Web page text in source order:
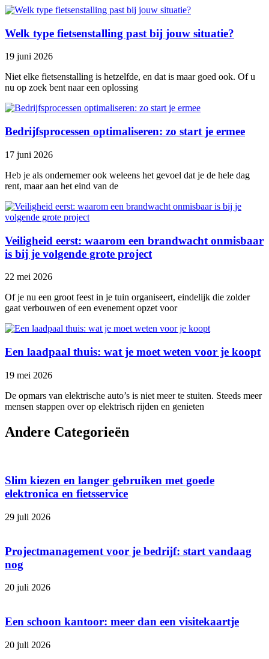
Welk type fietsenstalling past bij jouw situatie?
19 juni 2026
Niet elke fietsenstalling is hetzelfde, en dat is maar goed ook. Of u
nu op zoek bent naar een oplossing
Bedrijfsprocessen optimaliseren: zo start je ermee
17 juni 2026
Heb je als ondernemer ook weleens het gevoel dat je de hele dag
rent, maar aan het eind van de
Veiligheid eerst: waarom een brandwacht onmisbaar
is bij je volgende grote project
22 mei 2026
Of je nu een groot feest in je tuin organiseert, eindelijk die zolder
gaat verbouwen of een evenement opzet voor
Een laadpaal thuis: wat je moet weten voor je koopt
19 mei 2026
De opmars van elektrische auto’s is niet meer te stuiten. Steeds meer
mensen stappen over op elektrisch rijden en genieten
Andere Categorieën
Slim kiezen en langer gebruiken met goede
elektronica en fietsservice
29 juli 2026
Projectmanagement voor je bedrijf: start vandaag
nog
20 juli 2026
Een schoon kantoor: meer dan een visitekaartje
20 juli 2026